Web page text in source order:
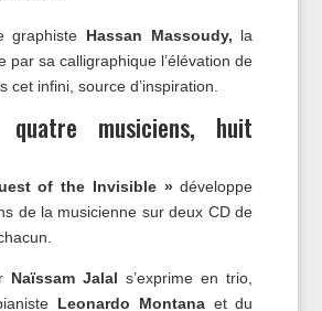
graphiste Hassan Massoudy, la
par sa calligraphique l’élévation de
cet infini, source d’inspiration.
quatre musiciens, huit
of the Invisible »développe
de la musicienne sur deux CD de
Naïssam Jalal s’exprime en trio,
Leonardo Montanaet du